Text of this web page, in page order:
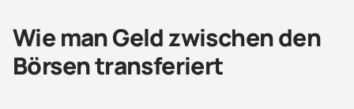
Wie man Geld zwischen den
Börsen transferiert